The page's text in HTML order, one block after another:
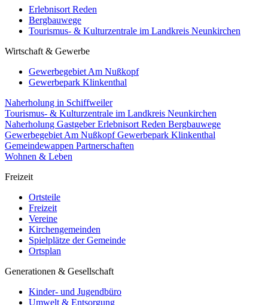
Erlebnisort Reden
Bergbauwege
Tourismus- & Kulturzentrale im Landkreis Neunkirchen
Wirtschaft & Gewerbe
Gewerbegebiet Am Nußkopf
Gewerbepark Klinkenthal
Naherholung in Schiffweiler
Tourismus- & Kulturzentrale im Landkreis Neunkirchen
Naherholung GastgeberErlebnisort Reden Bergbauwege
Gewerbegebiet Am NußkopfGewerbepark Klinkenthal
Gemeindewappen Partnerschaften
Wohnen & Leben
Freizeit
Ortsteile
Freizeit
Vereine
Kirchengemeinden
Spielplätze der Gemeinde
Ortsplan
Generationen & Gesellschaft
Kinder- und Jugendbüro
Umwelt & Entsorgung